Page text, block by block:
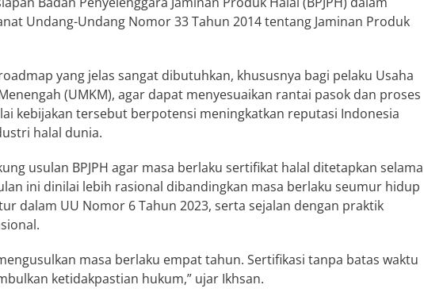
Undang-Undang Nomor 33 Tahun 2014 tentang Jaminan Produk
yang jelas sangat dibutuhkan, khususnya bagi pelaku Usaha
(UMKM), agar dapat menyesuaikan rantai pasok dan proses
kebijakan tersebut berpotensi meningkatkan reputasi Indonesia
halal dunia.
usulan BPJPH agar masa berlaku sertifikat halal ditetapkan selama
ini dinilai lebih rasional dibandingkan masa berlaku seumur hidup
dalam UU Nomor 6 Tahun 2023, serta sejalan dengan praktik
masa berlaku empat tahun. Sertifikasi tanpa batas waktu
ketidakpastian hukum,” ujar Ikhsan.